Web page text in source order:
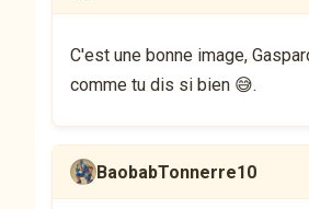
C'est une bonne image,
comme tu dis si bien 😅.
BaobabTonnerre10